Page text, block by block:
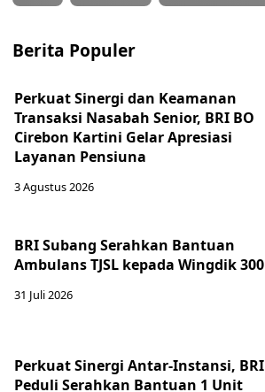
Berita Populer
Perkuat Sinergi dan Keamanan
Transaksi Nasabah Senior, BRI BO
Cirebon Kartini Gelar Apresiasi
Layanan Pensiuna
3 Agustus 2026
BRI Subang Serahkan Bantuan
Ambulans TJSL kepada Wingdik 300
31 Juli 2026
Perkuat Sinergi Antar-Instansi, BRI
Peduli Serahkan Bantuan 1 Unit